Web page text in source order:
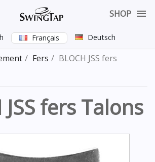
SHOP 
Français Deutsch
Fers
BLOCH JSS fers
JSS fers Talons